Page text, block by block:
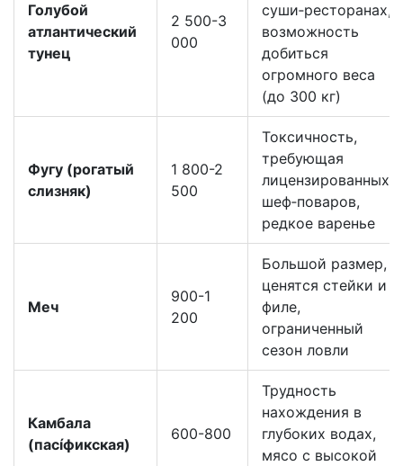
Голубой
атлантический
тунец
2 500-3
000
суши‑ресторанах,
возможность
добиться
огромного веса
(до 300 кг)
Фугу (рогатый
слизняк)
1 800-2
500
Токсичность,
требующая
лицензированных
шеф‑поваров,
редкое варенье
Меч
900-1
200
Большой размер,
ценятся стейки и
филе,
ограниченный
сезон ловли
Камбала
(пacíфикская)
600-800
Трудность
нахождения в
глубоких водах,
мясо с высокой